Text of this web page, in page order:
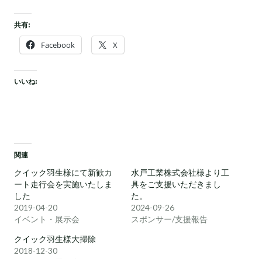
共有:
Facebook X
いいね:
関連
クイック羽生様にて新歓カ
ート走行会を実施いたしま
した
2019-04-20
イベント・展示会
水戸工業株式会社様より工
具をご支援いただきまし
た。
2024-09-26
スポンサー/支援報告
クイック羽生様大掃除
2018-12-30